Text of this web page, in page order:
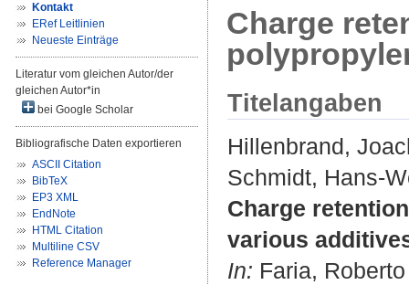
Kontakt
ERef Leitlinien
Neueste Einträge
Literatur vom gleichen Autor/der
gleichen Autor*in
bei Google Scholar
Bibliografische Daten exportieren
ASCII Citation
BibTeX
EP3 XML
EndNote
HTML Citation
Multiline CSV
Reference Manager
Charge
Titelangaben
Hillenbrand,
Schmidt, Hans-
Charge
various
In: Faria,